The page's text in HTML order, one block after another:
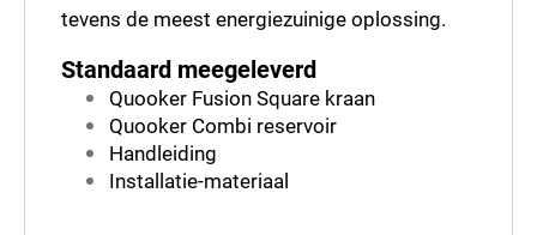
tevens de meest energiezuinige oplossing.
Standaard meegeleverd
Quooker Fusion Square kraan
Quooker Combi reservoir
Handleiding
Installatie-materiaal